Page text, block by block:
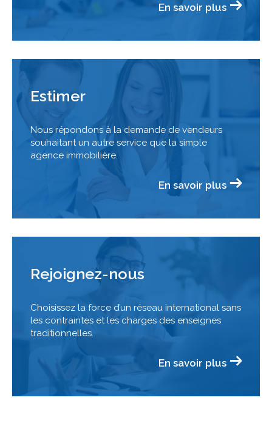
En savoir plus
Estimer
Nous répondons à la demande de vendeurs
souhaitant un autre service que la simple
agence immobilière.
En savoir plus
Rejoignez-nous
Choisissez la force d’un réseau international sans
les contraintes et les charges des enseignes
traditionnelles.
En savoir plus